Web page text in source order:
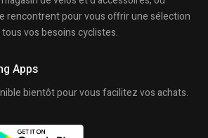
rencontrent pour vous offrir une sélection
vos besoins cyclistes.
Apps
bientôt pour vous facilitez vos achats.